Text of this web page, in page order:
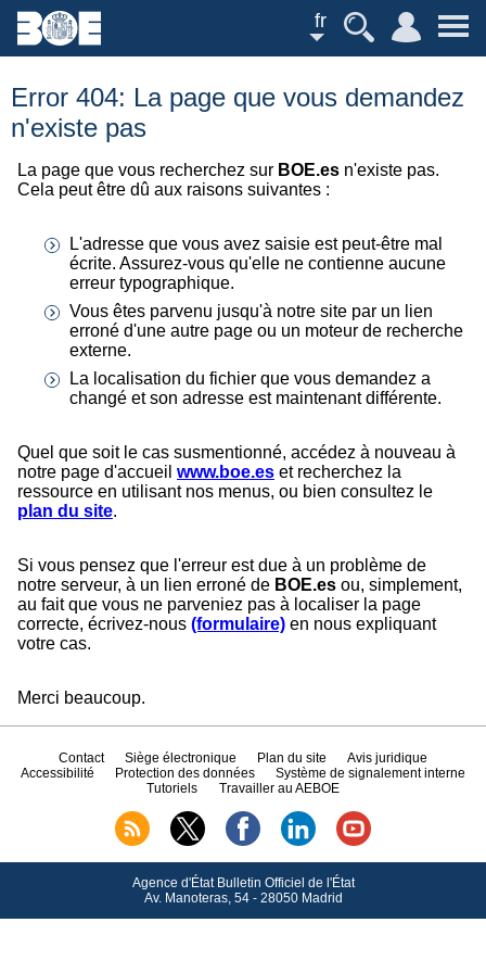
fr
Error 404: La page que vous demandez
n'existe pas
La page que vous recherchez sur BOE.es n'existe pas.
Cela peut être dû aux raisons suivantes :
L'adresse que vous avez saisie est peut-être mal
écrite. Assurez-vous qu'elle ne contienne aucune
erreur typographique.
Vous êtes parvenu jusqu'à notre site par un lien
erroné d'une autre page ou un moteur de recherche
externe.
La localisation du fichier que vous demandez a
changé et son adresse est maintenant différente.
Quel que soit le cas susmentionné, accédez à nouveau à
notre page d'accueil www.boe.es et recherchez la
ressource en utilisant nos menus, ou bien consultez le
plan du site.
Si vous pensez que l'erreur est due à un problème de
notre serveur, à un lien erroné de BOE.es ou, simplement,
au fait que vous ne parveniez pas à localiser la page
correcte, écrivez-nous (formulaire) en nous expliquant
votre cas.
Merci beaucoup.
Contact Siège électronique Plan du site
Avis juridique
Accessibilité
Protection des données
Système de signalement interne
Tutoriels
Travailler au AEBOE
Agence d'État Bulletin Officiel de l'État
Av.Manoteras, 54 - 28050 Madrid